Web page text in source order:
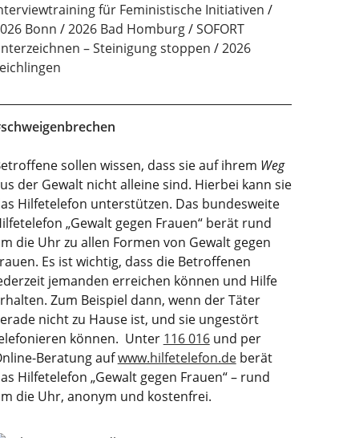
für Feministische Initiativen
Bonn
2026 Bad Homburg
SOFORT
– Steinigung stoppen
2026
sollen wissen, dass sie auf ihrem Weg
der Gewalt nicht alleine sind. Hierbei kann sie
Hilfetelefon unterstützen. Das bundesweite
„Gewalt gegen Frauen“ berät rund
die Uhr zu allen Formen von Gewalt gegen
Es ist wichtig, dass die Betroffenen
jemanden erreichen können und Hilfe
Zum Beispiel dann, wenn der Täter
nicht zu Hause ist, und sie ungestört
können. Unter 116 016und per
Beratung aufwww.hilfetelefon.deberät
Hilfetelefon „Gewalt gegen Frauen“ – rund
die Uhr, anonym und kostenfrei.